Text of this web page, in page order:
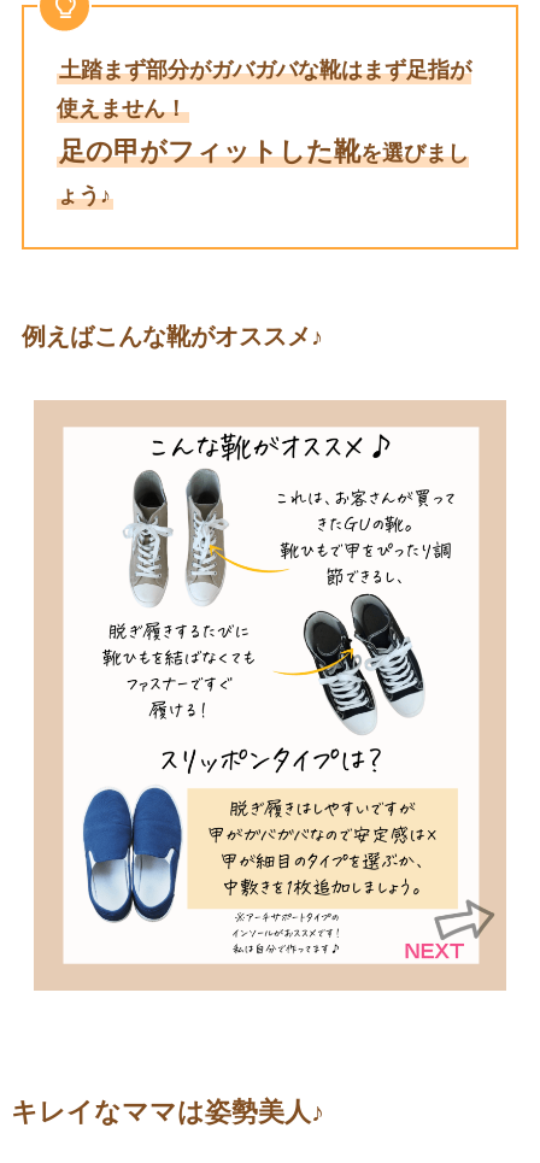
土踏まず部分がガバガバな靴はまず足指が
使えません！
足の甲がフィットした靴を選びまし
ょう♪
例えばこんな靴がオススメ♪
キレイなママは姿勢美人♪